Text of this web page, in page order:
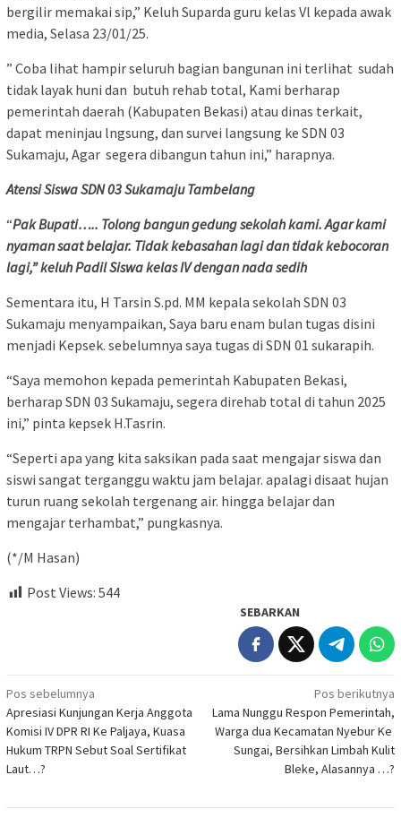
bergilir memakai sip,” Keluh Suparda guru kelas Vl kepada awak
media, Selasa 23/01/25.
” Coba lihat hampir seluruh bagian bangunan ini terlihat sudah
tidak layak huni dan butuh rehab total, Kami berharap
pemerintah daerah (Kabupaten Bekasi) atau dinas terkait,
dapat meninjau lngsung, dan survei langsung ke SDN 03
Sukamaju, Agar segera dibangun tahun ini,” harapnya.
Atensi Siswa SDN 03 Sukamaju Tambelang
“Pak Bupati….. Tolong bangun gedung sekolah kami. Agar kami
nyaman saat belajar. Tidak kebasahan lagi dan tidak kebocoran
lagi,” keluh Padil Siswa kelas IV dengan nada sedih
Sementara itu, H Tarsin S.pd. MM kepala sekolah SDN 03
Sukamaju menyampaikan, Saya baru enam bulan tugas disini
menjadi Kepsek. sebelumnya saya tugas di SDN 01 sukarapih.
“Saya memohon kepada pemerintah Kabupaten Bekasi,
berharap SDN 03 Sukamaju, segera direhab total di tahun 2025
ini,” pinta kepsek H.Tasrin.
“Seperti apa yang kita saksikan pada saat mengajar siswa dan
siswi sangat terganggu waktu jam belajar. apalagi disaat hujan
turun ruang sekolah tergenang air. hingga belajar dan
mengajar terhambat,” pungkasnya.
(*/M Hasan)
Post Views: 544
SEBARKAN
Navigasi
pos
Pos sebelumnya
Apresiasi Kunjungan Kerja Anggota
Komisi IV DPR RI Ke Paljaya, Kuasa
Hukum TRPN Sebut Soal Sertifikat
Laut…?
Pos berikutnya
Lama Nunggu Respon Pemerintah,
Warga dua Kecamatan Nyebur Ke
Sungai, Bersihkan Limbah Kulit
Bleke, Alasannya …?